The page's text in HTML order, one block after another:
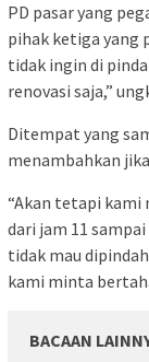
PD pasar yang
pihak ketiga yang
tidak ingin di
renovasi saja,”
Ditempat yang
menambahkan
“Akan tetapi
dari jam 11
tidak mau
kami minta
BACAAN